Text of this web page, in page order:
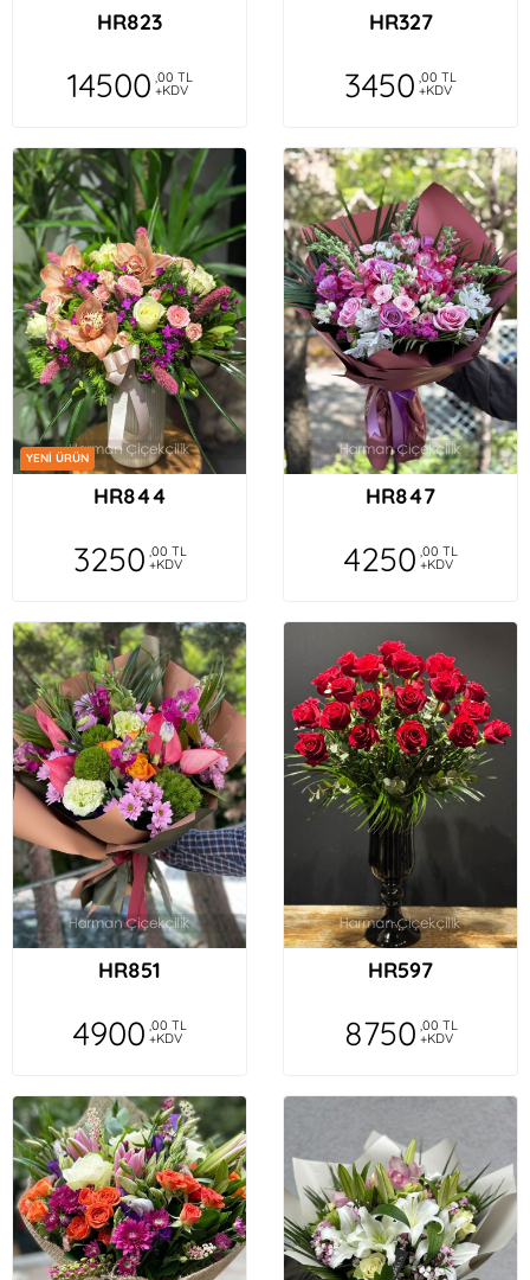
HR823
14500 ,00 TL
+KDV
HR327
3450 ,00 TL
+KDV
YENİ ÜRÜN
HR844
3250 ,00 TL
+KDV
HR847
4250 ,00 TL
+KDV
HR851
4900 ,00 TL
+KDV
HR597
8750 ,00 TL
+KDV